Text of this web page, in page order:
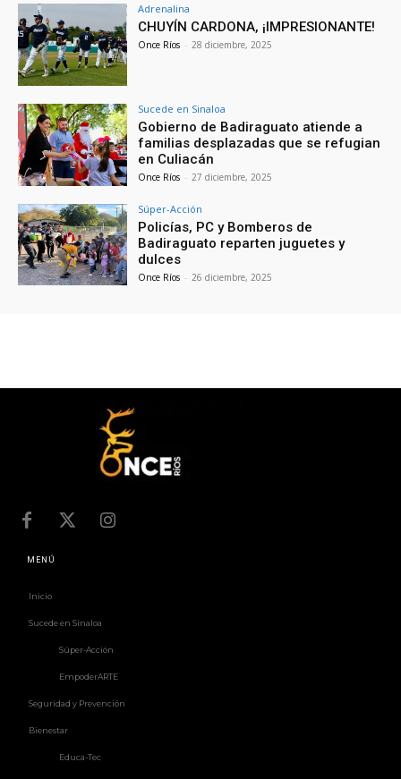
Adrenalina
CHUYÍN CARDONA, ¡IMPRESIONANTE!
Once Ríos - 28 diciembre, 2025
Sucede en Sinaloa
Gobierno de Badiraguato atiende a
familias desplazadas que se refugian
en Culiacán
Once Ríos - 27 diciembre, 2025
Súper-Acción
Policías, PC y Bomberos de
Badiraguato reparten juguetes y
dulces
Once Ríos - 26 diciembre, 2025
MENÚ
Inicio
Sucede en Sinaloa
Súper-Acción
EmpoderARTE
Seguridad y Prevención
Bienestar
Educa-Tec